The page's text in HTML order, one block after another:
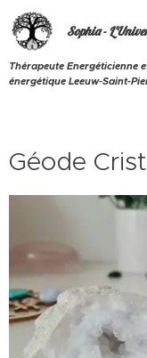
Sophia -
Thérapeute Energéticienne
énergétique Leeuw-Saint-
Géode